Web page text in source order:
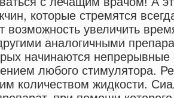
которые стремятся
возможность увеличить
аналогичными
начинаются
любого стимулятора.
количеством жидкости.